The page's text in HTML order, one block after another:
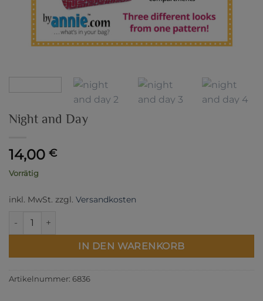
Night and Day
14,00 €
Vorrätig
inkl. MwSt. zzgl. Versandkosten
Night and Day Menge
IN DEN WARENKORB
Artikelnummer: 6836